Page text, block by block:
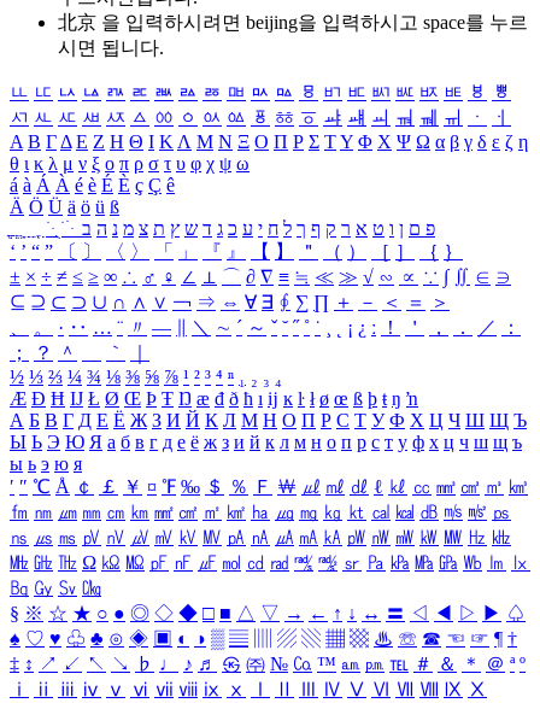
北京 을 입력하시려면 beijing을 입력하시고 space를 누르
시면 됩니다.
ㅥ ㅦ ㅧ ㅨ ㅩ ㅪ ㅫ ㅬ ㅭ ㅮ ㅯ ㅰ ㅱ ㅲ ㅳ ㅴ ㅵ ㅶ ㅷ ㅸ
ㅹ
ㅺ ㅻ ㅼ ㅽ ㅾ ㅿ ㆀ ㆁ ㆂ ㆃ ㆄ ㆅ ㆆ ㆇ ㆈ ㆉ ㆊ ㆋ ㆌ ㆍ
ㆎ
Α Β ΓΔ Ε Ζ Η Θ Ι ΚΛ Μ Ν Ξ Ο Π Ρ Σ ΤΥ Φ Χ Ψ Ω α β γ δ ε ζ η
θ ι κ λ μ ν ξ ο π ρ σ τ υ φ χ ψ ω
á à Á À é è É È ç Ç ê
Ä Ö Ü ä ö ü ß
ִֶֹ ֻּ ׁׂ פ ם ן ו ט א ר ק ף ך ל ח י ע כ ג ד ש ץ ת צ מ נ ה ב
‘ ’ “ ” 〔 〕 〈 〉 「 」 『 』 【 】 ＂ （ ） ［ ］ ｛ ｝
± × ÷ ≠ ≤ ≥ ∞ ∴ ♂ ♀ ∠ ⊥ ⌒ ∂ ∇ ≡ ≒ ≪ ≫ √ ∽ ∝ ∵ ∫ ∬ ∈ ∋
⊆ ⊇ ⊂ ⊃ ∪ ∩ ∧ ∨ ￢ ⇒ ⇔ ∀ ∃ ∮ ∑ ∏ ＋ － ＜ ＝
＞
、
。 · ‥ … ¨ 〃 ― ＼ ∼ ´ ～ ˇ ˘ ˝ ˚ ˙ ¸ ¡ ¿ ː ！ ＇ ， ． ／
：
；
？ ＾ ｀
½ ⅓ ⅔ ¼ ¾ ⅛ ⅜ ⅝ ⅞ ¹ ² ³ ⁴ ⁿ ₁ ₂ ₃ ₄
Æ Ð Ħ Ĳ Ł Ø Œ Þ Ŧ Ŋ æ đ ð ħ ı ĳ ĸ ŀ ł ø œ ß þ ŧ ŋ ŉ
А Б В Г Д Е Ё Ж З И Й К Л М Н О П Р С Т У Ф Х Ц Ч Ш Щ Ъ
Ы Ь Э Ю Я а б в г д е ё ж з и й к л м н о п р с т у ф х ц ч ш щ ъ
ы ь э ю я
′ ″ ℃ Å ￠ ￡ ￥ ¤ ℉ ‰ ＄ ％ Ｆ ￦ ㎕ ㎖ ㎗ ℓ ㎘ ㏄ ㎣ ㎤ ㎥ ㎦
㎙ ㎚ ㎛ ㎜ ㎝ ㎞ ㎟ ㎠ ㎡ ㎢ ㏊ ㎍ ㎎ ㎏ ㏏ ㎈ ㎉ ㏈ ㎧ ㎨ ㎰
㎱ ㎲ ㎳ ㎴ ㎵ ㎶ ㎷ ㎸ ㎹ ㎀ ㎁ ㎂ ㎃ ㎄ ㎺ ㎻ ㎽ ㎾ ㎿ ㎐ ㎑
㎒ ㎓ ㎔ Ω ㏀ ㏁ ㎊ ㎋ ㎌ ㏖ ㏅ ㎭ ㎮ ㎯ ㏛ ㎩ ㎪ ㎫ ㎬ ㏝ ㏐
㏓
㏃ ㏉ ㏜ ㏆
§ ※ ☆ ★ ○ ● ◎ ◇ ◆ □ ■ △ ▽ → ← ↑ ↓ ↔ 〓 ◁ ◀ ▷ ▶ ♤
♠ ♡ ♥ ♧ ♣ ⊙ ◈ ▣ ◐ ◑ ▒ ▤ ▨ ▧ ▦ ▩ ♨ ☏ ☎ ☜ ☞ ¶ †
‡ ↕ ↗ ↙ ↖ ↘ ♭ ♩ ♪ ♬ ㉿ ㈜ № ㏇ ™ ㏂ ㏘ ℡ ＃ ＆ ＊ ＠ ª º
ⅰ
ⅱ ⅲ ⅳ ⅴ ⅵ ⅶ ⅷ ⅸ ⅹ Ⅳ Ⅴ Ⅵ Ⅶ Ⅷ Ⅸ Ⅹ